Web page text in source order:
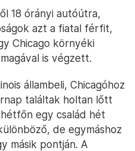
18 órányi autóútra,
azt a fiatal férfit,
Chicago környéki
is végzett.
állambeli, Chicagóhoz
találtak holtan lőtt
egy család hét
de egymáshoz
másik pontján. A